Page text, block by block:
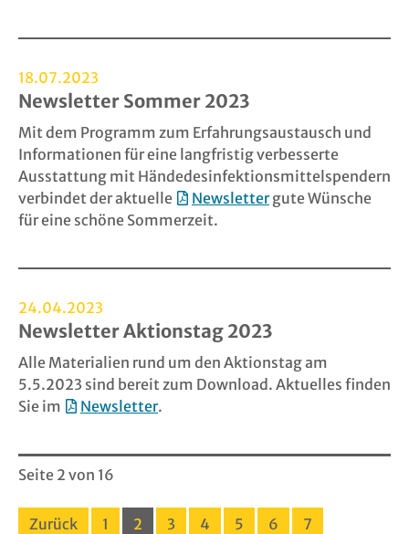
18.07.2023
Newsletter Sommer 2023
Mit dem Programm zum Erfahrungsaustausch und
Informationen für eine langfristig verbesserte
Ausstattung mit Händedesinfektionsmittelspendern
verbindet der aktuelle
Newslettergute Wünsche
für eine schöne Sommerzeit.
24.04.2023
Newsletter Aktionstag 2023
Alle Materialien rund um den Aktionstag am
5.5.2023 sind bereit zum Download. Aktuelles finden
Sie im
Newsletter.​​​​​​​
Seite 2 von 16
Zurück 1 2 3 4 5 6
7